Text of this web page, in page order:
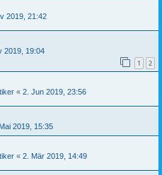
2019, 21:42
2019, 19:04
1 2
« 2. Jun 2019, 23:56
2019, 15:35
« 2. Mär 2019, 14:49